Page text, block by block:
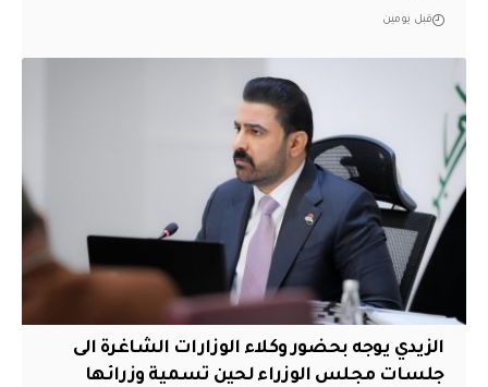
قبل يومين
الزيدي يوجه بحضور وكلاء الوزارات الشاغرة الى
جلسات مجلس الوزراء لحين تسمية وزرائها